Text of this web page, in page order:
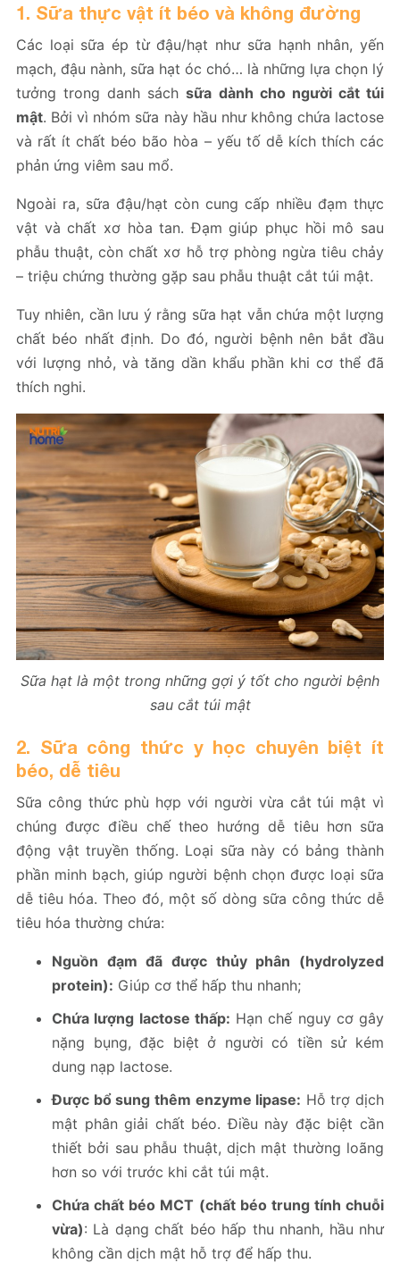
1. Sữa thực vật ít béo và không đường
Các loại sữa ép từ đậu/hạt như sữa hạnh nhân, yến
mạch, đậu nành, sữa hạt óc chó… là những lựa chọn lý
tưởng trong danh sáchsữa dành cho người cắt túi
mật. Bởi vì nhóm sữa này hầu như không chứa lactose
và rất ít chất béo bão hòa – yếu tố dễ kích thích các
phản ứng viêm sau mổ.
Ngoài ra, sữa đậu/hạt còn cung cấp nhiều đạm thực
vật và chất xơ hòa tan. Đạm giúp phục hồi mô sau
phẫu thuật, còn chất xơ hỗ trợ phòng ngừa tiêu chảy
– triệu chứng thường gặp sau phẫu thuật cắt túi mật.
Tuy nhiên, cần lưu ý rằng sữa hạt vẫn chứa một lượng
chất béo nhất định. Do đó, người bệnh nên bắt đầu
với lượng nhỏ, và tăng dần khẩu phần khi cơ thể đã
thích nghi.
Sữa hạt là một trong những gợi ý tốt cho người bệnh
sau cắt túi mật
2. Sữa công thức y học chuyên biệt ít
béo, dễ tiêu
Sữa công thức phù hợp với người vừa cắt túi mật vì
chúng được điều chế theo hướng dễ tiêu hơn sữa
động vật truyền thống. Loại sữa này có bảng thành
phần minh bạch, giúp người bệnh chọn được loại sữa
dễ tiêu hóa. Theo đó, một số dòng sữa công thức dễ
tiêu hóa thường chứa:
Nguồn đạm đã được thủy phân (hydrolyzed
protein): Giúp cơ thể hấp thu nhanh;
Chứa lượng lactose thấp: Hạn chế nguy cơ gây
nặng bụng, đặc biệt ở người có tiền sử kém
dung nạp lactose.
Được bổ sung thêm enzyme lipase: Hỗ trợ dịch
mật phân giải chất béo. Điều này đặc biệt cần
thiết bởi sau phẫu thuật, dịch mật thường loãng
hơn so với trước khi cắt túi mật.
Chứa chất béo MCT (chất béo trung tính chuỗi
vừa): Là dạng chất béo hấp thu nhanh, hầu như
không cần dịch mật hỗ trợ để hấp thu.